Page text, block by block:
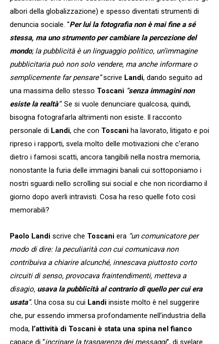
albori della globalizzazione) e spesso diventati strumenti di
denuncia sociale. “Per lui la fotografia non è mai fine a sé
stessa, ma uno strumento per cambiare la percezione del
mondo; la pubblicità è un linguaggio politico, un’immagine
pubblicitaria può non solo vendere, ma anche informare o
semplicemente far pensare”scrive Landi, dando seguito ad
una massima dello stesso Toscani “senza immagini non
esiste la realtà”. Se si vuole denunciare qualcosa, quindi,
bisogna fotografarla altrimenti non esiste. Il racconto
personale di Landi, che con Toscani ha lavorato, litigato e poi
ripreso i rapporti, svela molto delle motivazioni che c’erano
dietro i famosi scatti, ancora tangibili nella nostra memoria,
nonostante la furia delle immagini banali cui sottoponiamo i
nostri sguardi nello scrolling sui social e che non ricordiamo il
giorno dopo averli intravisti. Cosa ha reso quelle foto così
memorabili?
Paolo Landi scrive che Toscani era “un comunicatore per
modo di dire: la peculiarità con cui comunicava non
contribuiva a chiarire alcunché, innescava piuttosto corto
circuiti di senso, provocava fraintendimenti, metteva a
disagio, usava la pubblicità al contrario di quello per cui era
usata”. Una cosa su cui Landi insiste molto è nel suggerire
che, pur essendo immersa profondamente nell’industria della
moda, l’attività di Toscani è stata una spina nel fianco
capace di “incrinare la trasparenza dei messaggi”, di svelare